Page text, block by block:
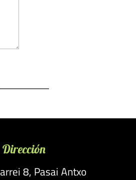
Dirección
8, Pasai Antxo